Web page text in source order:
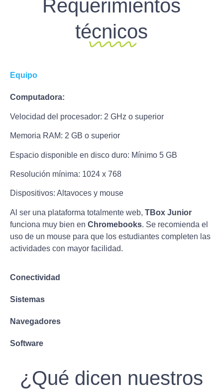
Requerimientos
técnicos
Equipo
Computadora:
Velocidad del procesador: 2 GHz o superior
Memoria RAM: 2 GB o superior
Espacio disponible en disco duro: Mínimo 5 GB
Resolución mínima: 1024 x 768
Dispositivos: Altavoces y mouse
Al ser una plataforma totalmente web, TBox Junior
funciona muy bien en Chromebooks. Se recomienda el
uso de un mouse para que los estudiantes completen las
actividades con mayor facilidad.
Conectividad
Sistemas
Navegadores
Software
¿Qué dicen nuestros